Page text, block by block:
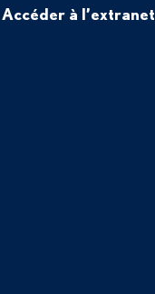
Accéder à l’extranet